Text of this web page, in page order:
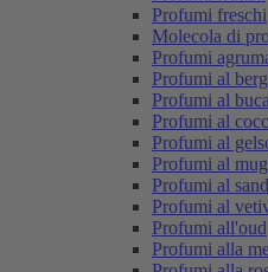
Profumi freschi
Molecola di
Profumi
Profumi al
Profumi al
Profumi al
Profumi al
Profumi al
Profumi al
Profumi al
Profumi all'oud
Profumi alla